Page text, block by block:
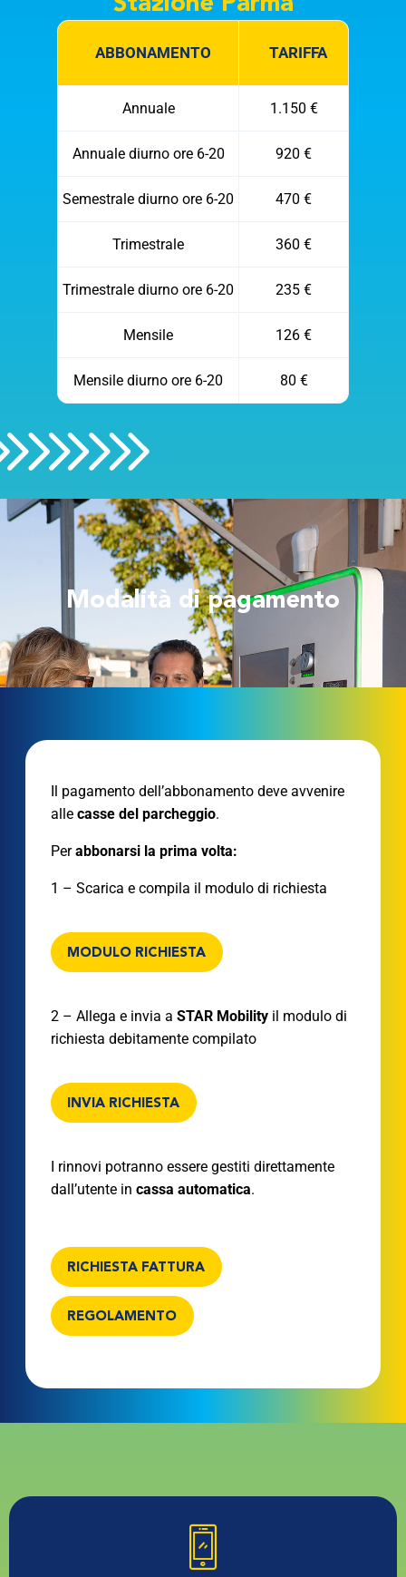
Stazione Parma
ABBONAMENTO TARIFFA
Annuale 1.150 €
Annuale diurno ore 6-20 920 €
Semestrale diurno ore 6-20 470 €
Trimestrale 360 €
Trimestrale diurno ore 6-20 235 €
Mensile 126 €
Mensile diurno ore 6-20 80 €
Modalità di pagamento
Il pagamento dell’abbonamento deve avvenire
alle casse del parcheggio.
Perabbonarsi la prima volta:
1 – Scarica e compila il modulo di richiesta
MODULO RICHIESTA
2 – Allega e invia a STAR Mobility il modulo di
richiesta debitamente compilato
INVIA RICHIESTA
I rinnovi potranno essere gestiti direttamente
dall’utente in cassa automatica.
RICHIESTA FATTURA
REGOLAMENTO